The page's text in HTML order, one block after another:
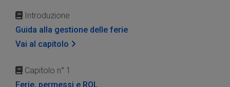
Introduzione
Guida alla gestione delle ferie
Vai al capitolo
Capitolo n° 1
Ferie, permessi e ROL